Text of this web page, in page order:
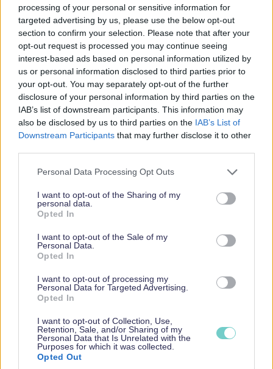
processing of your personal or sensitive information for
targeted advertising by us, please use the below opt-out
section to confirm your selection. Please note that after your
opt-out request is processed you may continue seeing
interest-based ads based on personal information utilized by
us or personal information disclosed to third parties prior to
your opt-out. You may separately opt-out of the further
disclosure of your personal information by third parties on the
IAB’s list of downstream participants. This information may
also be disclosed by us to third parties on the IAB’s List of
Downstream Participants that may further disclose it to other
Please note that this website/app uses one or more Google
not limited to your visit or usage behaviour. You may click to
grant or deny consent to Google and its third-party tags to
use your data for below specified purposes in below Google
consent section.
Personal Data Processing Opt Outs
I want to opt-out of the Sharing of my
personal data.
Opted In
I want to opt-out of the Sale of my
Personal Data.
Opted In
I want to opt-out of processing my
Personal Data for Targeted Advertising.
Opted In
I want to opt-out of Collection, Use,
Retention, Sale, and/or Sharing of my
Personal Data that Is Unrelated with the
Purposes for which it was collected.
Opted Out
Sivuston sisältö on käyttäjälle aidosti
hyödyllistä, ja se tarjoaa vastauksen hakijan
tarpeeseen.
Sivujen otsikoissa ja sisällöissä käytetään
niitä avainsanoja, joilla potentiaaliset
asiakkaasi etsivät tarjoamiasi tuotteita tai
palveluita.
Sivusto on responsiivinen, eli se toimii ja
näyttää hyvältä niin tietokoneella kuin
Sivusto on rakennettu teknisesti oikein, eli
Google pystyy indeksoimaan sen ja
ymmärtämään helposti sen sisällön.
Sivusto on Googlen silmissä uskottava.
esimerkiksi muilta luotettavilta sivustoilta
tulevat linkit yrityksesi verkkosivuille.
Hakukonenäkyvyyteen vaikuttavia asioita on toki
paljon muitakin, mutta edellä mainitulla
listauksella päästään jo alkuun.